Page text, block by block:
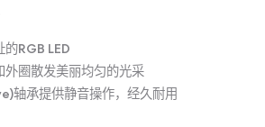
RGB LED
圈散发美丽均匀的光采
轴承提供静音操作，经久耐用